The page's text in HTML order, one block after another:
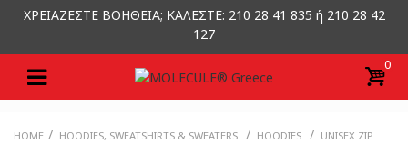
ΧΡΕΙΑΖΕΣΤΕ ΒΟΗΘΕΙΑ; ΚΑΛΕΣΤΕ: 210 28 41 835 ή 210 28 42
127
0
HOME / HOODIES, SWEATSHIRTS & SWEATERS / HOODIES / UNISEX ZIP